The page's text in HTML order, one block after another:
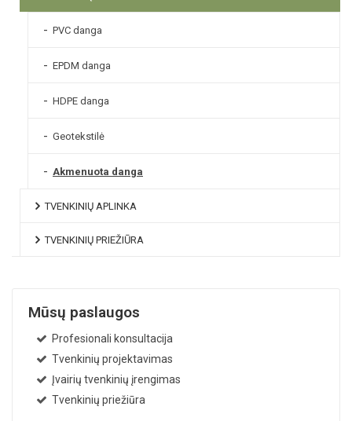
PVC danga
EPDM danga
HDPE danga
Geotekstilė
Akmenuota danga
TVENKINIŲ APLINKA
TVENKINIŲ PRIEŽIŪRA
Mūsų paslaugos
Profesionali konsultacija
Tvenkinių projektavimas
Įvairių tvenkinių įrengimas
Tvenkinių priežiūra